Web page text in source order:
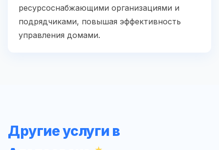
ресурсоснабжающими организациями и
подрядчиками, повышая эффективность
управления домами.
Другие услуги в